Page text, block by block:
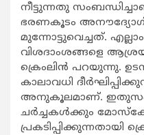
നീട്ടുന്നതു
ഭരണകൂടം
മുന്നോട്ടുവെച്ചത്.
വിശദാംശങ്ങളെ
ക്രെംലിന്‍ പറയുന്നു.
കാലാവധി
അനുകൂലമാണ്.
ചര്‍ച്ചകള്‍ക്കും
പ്രകടിപ്പിക്കുന്നതായി